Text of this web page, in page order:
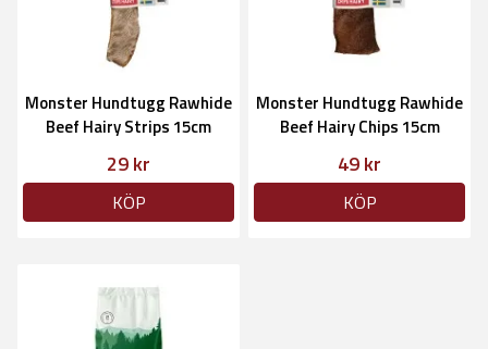
Monster Hundtugg Rawhide
Beef Hairy Strips 15cm
29 kr
KÖP
Monster Hundtugg Rawhide
Beef Hairy Chips 15cm
49 kr
KÖP